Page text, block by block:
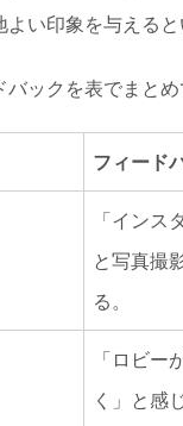
い印象を与えると
ックを表でまとめ
フィード
「インス
と写真撮
る。
「ロビー
く」と感